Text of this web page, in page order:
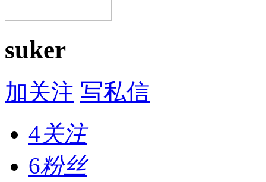
suker
加关注 写私信
4关注
6粉丝